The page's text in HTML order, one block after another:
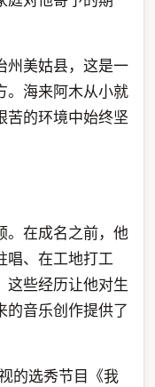
州美姑县，这是一
。海来阿木从小就
苦的环境中始终坚
。在成名之前，他
唱、在工地打工
这些经历让他对生
的音乐创作提供了
的选秀节目《我